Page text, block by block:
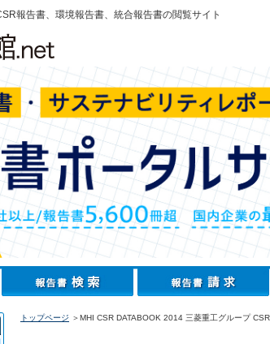
報告書、環境報告書、統合報告書の閲覧サイト
トップページ ＞MHI CSR DATABOOK 2014 三菱重工グループ